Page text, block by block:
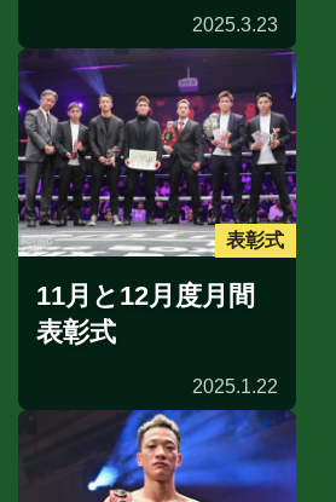
2025.3.23
表彰式
11月と12月度月間
表彰式
2025.1.22